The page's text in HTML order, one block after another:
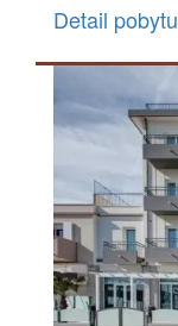
Detail pobytu